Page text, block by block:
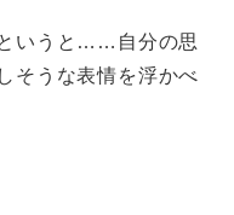
いうと……自分の思
そうな表情を浮かべ